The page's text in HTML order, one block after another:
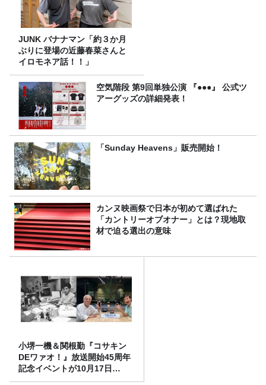
JUNK バナナマン「約３か月
ぶりに登場の近藤春菜さんと
イロモネア話！！」
空気階段 第9回単独公演 『●●●』 公式ツ
アーグッズの詳細発表！
「Sunday Heavens」販売開始！
カンヌ映画祭で日本が初めて選ばれた
「カントリーオブオナー」とは？現地取
材で迫る選出の意味
小堺一機＆関根勤『コサキン
DEワァオ！』放送開始45周年
記念イベントが10月17日
（土）に開催決定！本日より